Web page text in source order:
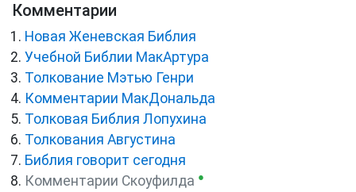
Комментарии
Новая Женевская Библия
Учебной Библии МакАртура
Толкование Мэтью Генри
Комментарии МакДональда
Толковая Библия Лопухина
Толкования Августина
Библия говорит сегодня
Комментарии Скоуфилда ●